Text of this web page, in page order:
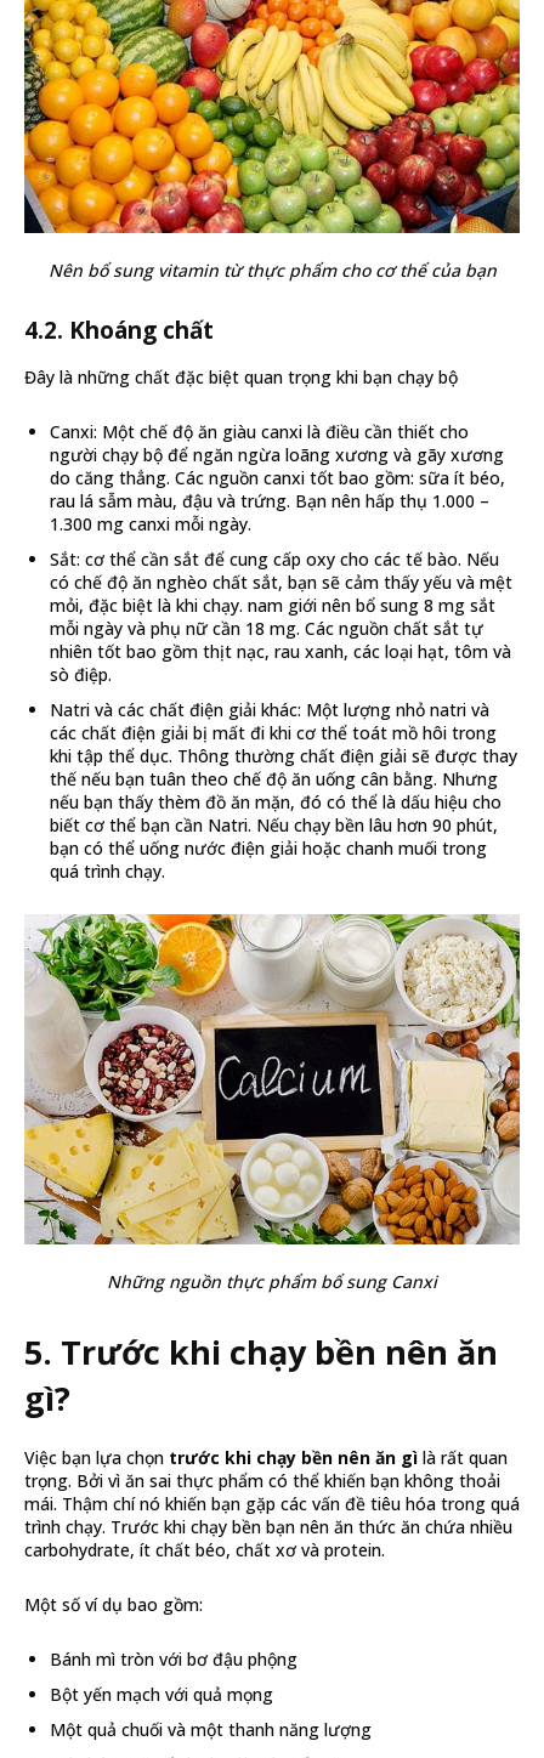
Nên bổ sung vitamin từ thực phẩm cho cơ thể của bạn
4.2. Khoáng chất
Đây là những chất đặc biệt quan trọng khi bạn chạy bộ
Canxi: Một chế độ ăn giàu canxi là điều cần thiết cho
người chạy bộ để ngăn ngừa loãng xương và gãy xương
do căng thẳng. Các nguồn canxi tốt bao gồm: sữa ít béo,
rau lá sẫm màu, đậu và trứng. Bạn nên hấp thụ 1.000 –
1.300 mg canxi mỗi ngày.
Sắt: cơ thể cần sắt để cung cấp oxy cho các tế bào. Nếu
có chế độ ăn nghèo chất sắt, bạn sẽ cảm thấy yếu và mệt
mỏi, đặc biệt là khi chạy. nam giới nên bổ sung 8 mg sắt
mỗi ngày và phụ nữ cần 18 mg. Các nguồn chất sắt tự
nhiên tốt bao gồm thịt nạc, rau xanh, các loại hạt, tôm và
sò điệp.
Natri và các chất điện giải khác: Một lượng nhỏ natri và
các chất điện giải bị mất đi khi cơ thể toát mồ hôi trong
khi tập thể dục. Thông thường chất điện giải sẽ được thay
thế nếu bạn tuân theo chế độ ăn uống cân bằng. Nhưng
nếu bạn thấy thèm đồ ăn mặn, đó có thể là dấu hiệu cho
biết cơ thể bạn cần Natri. Nếu chạy bền lâu hơn 90 phút,
bạn có thể uống nước điện giải hoặc chanh muối trong
quá trình chạy.
Những nguồn thực phẩm bổ sung Canxi
5. Trước khi chạy bền nên ăn
gì?
Việc bạn lựa chọn trước khi chạy bền nên ăn gì là rất quan
trọng. Bởi vì ăn sai thực phẩm có thể khiến bạn không thoải
mái. Thậm chí nó khiến bạn gặp các vấn đề tiêu hóa trong quá
trình chạy. Trước khi chạy bền bạn nên ăn thức ăn chứa nhiều
carbohydrate, ít chất béo, chất xơ và protein.
Một số ví dụ bao gồm:
Bánh mì tròn với bơ đậu phộng
Bột yến mạch với quả mọng
Một quả chuối và một thanh năng lượng